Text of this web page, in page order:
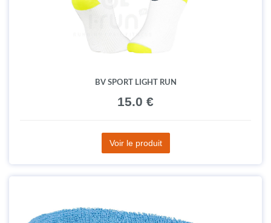
BV SPORT LIGHT RUN
15.0 €
Voir le produit